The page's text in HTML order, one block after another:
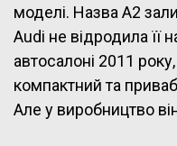
моделі. Назва A2
Audi не відродила її
автосалоні 2011
компактний та
Але у виробництво